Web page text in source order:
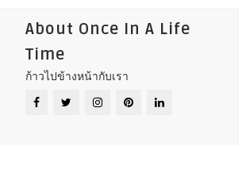
About Once In A Life
Time
ก้าวไปข้างหน้ากับเรา